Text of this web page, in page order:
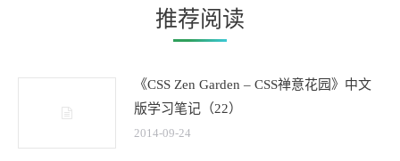
章：
推荐阅读
《CSS Zen Garden – CSS禅意花园》中文
版学习笔记（22）
2014-09-24